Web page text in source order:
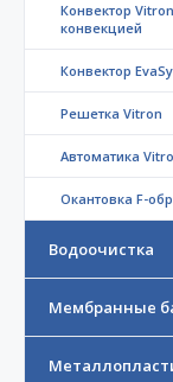
Конвектор
конвекцией
Конвектор
Решетка Vitron
Автоматика
Окантовка F-
Водоочистка
Мембранные